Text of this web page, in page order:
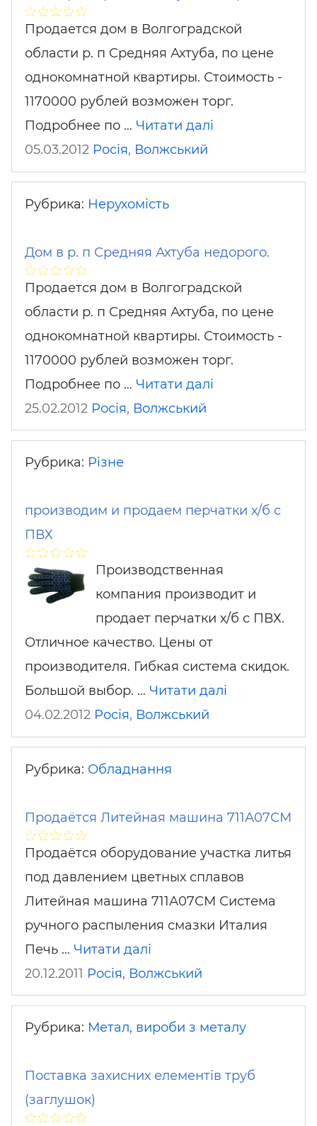
Продается дом в Волгоградской
области р. п Средняя Ахтуба, по цене
однокомнатной квартиры. Стоимость -
1170000 рублей возможен торг.
Подробнее по … Читати далі
05.03.2012 Росія, Волжський
Рубрика: Нерухомість
Дом в р. п Средняя Ахтуба недорого.
Продается дом в Волгоградской
области р. п Средняя Ахтуба, по цене
однокомнатной квартиры. Стоимость -
1170000 рублей возможен торг.
Подробнее по … Читати далі
25.02.2012 Росія, Волжський
Рубрика: Різне
производим и продаем перчатки х/б с
ПВХ
Производственная
компания производит и
продает перчатки х/б с ПВХ.
Отличное качество. Цены от
производителя. Гибкая система скидок.
Большой выбор. … Читати далі
04.02.2012 Росія, Волжський
Рубрика: Обладнання
Продаётся Литейная машина 711А07СМ
Продаётся оборудование участка литья
под давлением цветных сплавов
Литейная машина 711А07СМ Система
ручного распыления смазки Италия
Печь … Читати далі
20.12.2011 Росія, Волжський
Рубрика: Метал, вироби з металу
Поставка захисних елементів труб
(заглушок)